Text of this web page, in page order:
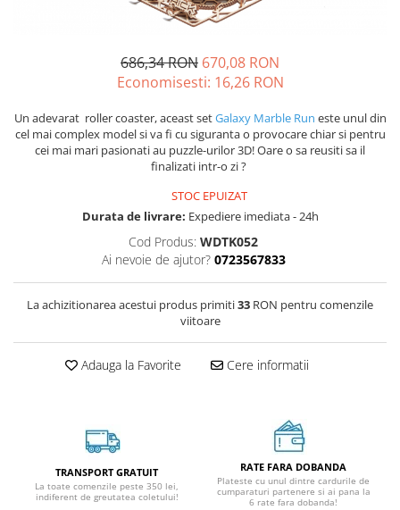
686,34 RON 670,08 RON
Economisesti: 16,26 RON
Un adevarat roller coaster, aceast setGalaxy Marble Run este unul din
cel mai complex model si va fi cu siguranta o provocare chiar si pentru
cei mai mari pasionati au puzzle-urilor 3D! Oare o sa reusiti sa il
finalizati intr-o zi ?
STOC EPUIZAT
Durata de livrare: Expediere imediata - 24h
Cod Produs: WDTK052
Ai nevoie de ajutor? 0723567833
La achizitionarea acestui produs primiti33 RON pentru comenzile
viitoare
Adauga la Favorite Cere informatii
TRANSPORT GRATUIT
La toate comenzile peste 350 lei,
indiferent de greutatea coletului!
RATE FARA DOBANDA
Plateste cu unul dintre cardurile de
cumparaturi partenere si ai pana la
6 rate fara dobanda!